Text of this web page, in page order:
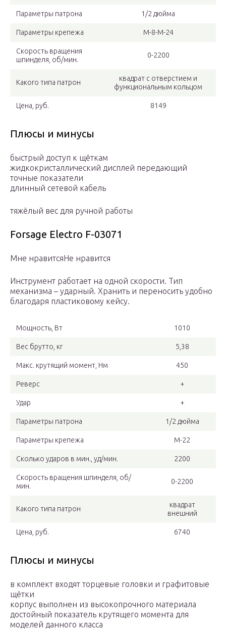
Параметры патрона 1/2 дюйма
Параметры крепежа М-8-М-24
Скорость вращения
шпинделя, об/мин.
0-2200
Какого типа патрон
квадрат с отверстием и
функциональным кольцом
Цена, руб. 8149
Плюсы и минусы
быстрый доступ к щёткам
жидкокристаллический дисплей передающий
точные показатели
длинный сетевой кабель
тяжёлый вес для ручной работы
Forsage Electro F-03071
Мне нравитсяНе нравится
Инструмент работает на одной скорости. Тип
механизма – ударный. Хранить и переносить удобно
благодаря пластиковому кейсу.
Мощность, Вт 1010
Вес брутто, кг 5,38
Макс. крутящий момент, Нм 450
Реверс +
Удар +
Параметры патрона 1/2 дюйма
Параметры крепежа М-22
Сколько ударов в мин., уд/мин. 2200
Скорость вращения шпинделя, об/
мин.
0-2200
Какого типа патрон
квадрат
внешний
Цена, руб. 6740
Плюсы и минусы
в комплект входят торцевые головки и графитовые
щётки
корпус выполнен из высокопрочного материала
достойный показатель крутящего момента для
моделей данного класса